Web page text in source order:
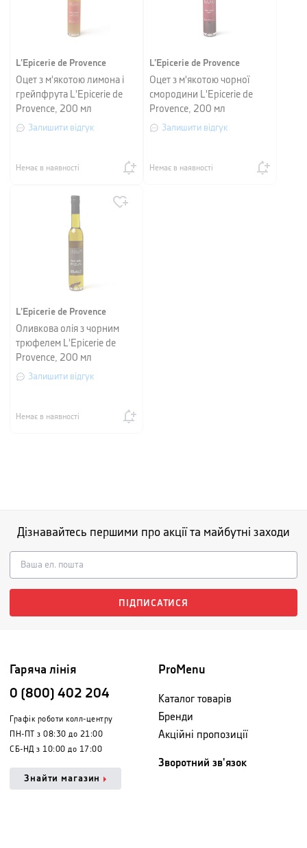
L’Epicerie de Provence
Оцет з м'якотою лимона і
грейпфрута L'Epicerie de
Provence, 200 мл
Залишити відгук
Немає в наявності
L’Epicerie de Provence
Оцет з м'якотою чорної
смородини L'Epicerie de
Provence, 200 мл
Залишити відгук
Немає в наявності
L’Epicerie de Provence
Оливкова олія з чорним
трюфелем L'Epicerie de
Provence, 200 мл
Залишити відгук
Немає в наявності
Дізнавайтесь першими про акції та майбутні заходи
ПІДПИСАТИСЯ
Гаряча лінія
0 (800) 402 204
Графік роботи колл-центру
ПН-ПТ з 08:30 до 21:00
СБ-НД з 10:00 до 17:00
Знайти магазин
ProMenu
Каталог товарів
Бренди
Акційні пропозиції
Зворотний зв'язок